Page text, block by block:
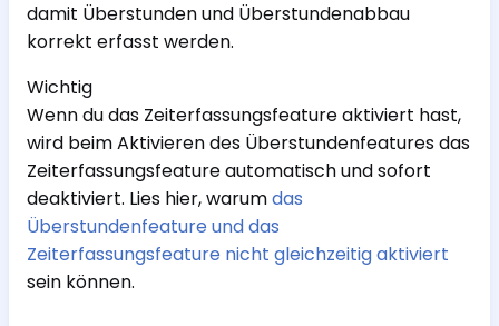
damit Überstunden und Überstundenabbau
korrekt erfasst werden.
Wichtig
Wenn du das Zeiterfassungsfeature aktiviert hast,
wird beim Aktivieren des Überstundenfeatures das
Zeiterfassungsfeature automatisch und sofort
deaktiviert. Lies hier, warumdas
Überstundenfeature und das
Zeiterfassungsfeature nicht gleichzeitig aktiviert
sein können.